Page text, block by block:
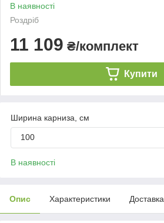
В наявності
Роздріб
11 109 ₴/комплект
Купити
Ширина карниза, см
100
В наявності
Опис Характеристики Доставка